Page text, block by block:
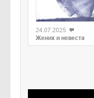
24.07.2025
Жених и невеста